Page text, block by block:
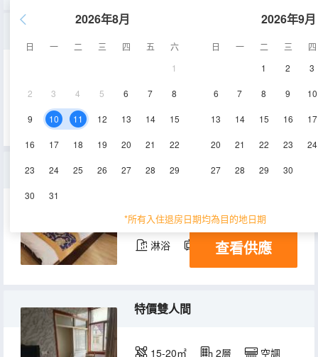
2026年8月
日 一 二 三 四 五
六
1
2 3 4 5 6 7 8
9 10 11 12 13 14 15
16 17 18 19 20 21 22
23 24 25 26 27 28 29
30 31
2026年9月
日 一 二 三
四
1
2 3
6 7 8 9 10
13 14 15 16 17
20 21 22 23 24
27 28 29 30
*所有入住退房日期均為目的地日期
15-20㎡ 空調
特價單人間
10-15㎡ 2層 空調
淋浴 電視機
查看供應
特價雙人間
15-20㎡ 2層 空調